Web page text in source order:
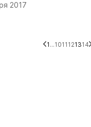
2017
1 ...1011 121314